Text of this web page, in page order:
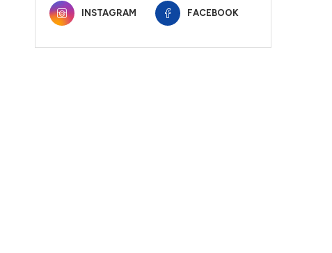
INSTAGRAM FACEBOOK